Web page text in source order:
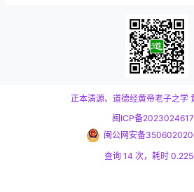
正本清源、道德经黄帝老子之学
闽ICP备
闽公网安备
查询 14 次，耗时